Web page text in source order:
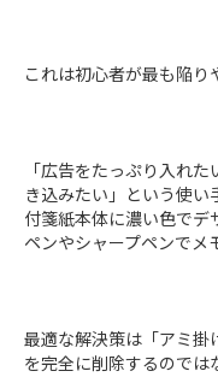
これは初心者が最も陥り
「広告をたっぷり入れ
き込みたい」という使い
付箋紙本体に濃い色でデ
ペンやシャープペンでメ
最適な解決策は「アミ掛
を完全に削除するのでは